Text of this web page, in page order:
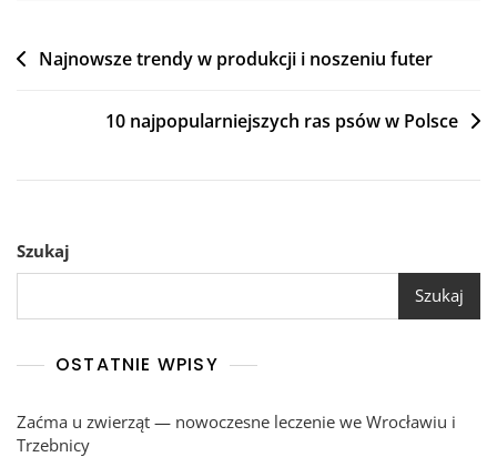
Nawigacja
Najnowsze trendy w produkcji i noszeniu futer
10 najpopularniejszych ras psów w Polsce
Szukaj
Szukaj
OSTATNIE WPISY
Zaćma u zwierząt — nowoczesne leczenie we Wrocławiu i
Trzebnicy